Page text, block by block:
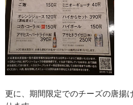
更に、期間限定でのチーズの唐揚